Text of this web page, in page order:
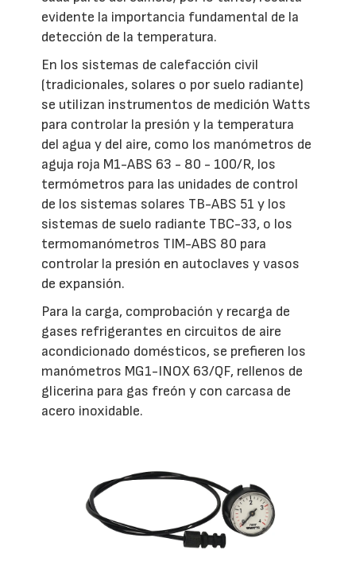
evidente la importancia fundamental de la
detección de la temperatura.
En los sistemas de calefacción civil
(tradicionales, solares o por suelo radiante)
se utilizan instrumentos de medición Watts
para controlar la presión y la temperatura
del agua y del aire, como los manómetros de
aguja roja M1-ABS 63 - 80 - 100/R, los
termómetros para las unidades de control
de los sistemas solares TB-ABS 51 y los
sistemas de suelo radiante TBC-33, o los
termomanómetros TIM-ABS 80 para
controlar la presión en autoclaves y vasos
de expansión.
Para la carga, comprobación y recarga de
gases refrigerantes en circuitos de aire
acondicionado domésticos, se prefieren los
manómetros MG1-INOX 63/QF, rellenos de
glicerina para gas freón y con carcasa de
acero inoxidable.